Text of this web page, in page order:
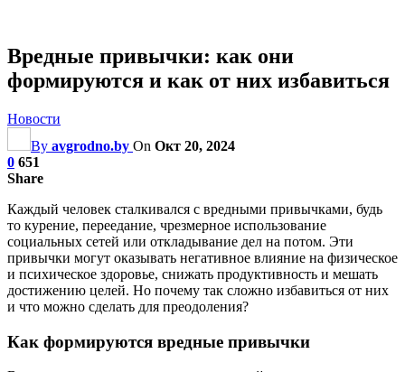
Вредные привычки: как они
формируются и как от них избавиться
Новости
By avgrodno.by On Окт 20, 2024
0 651
Share
Каждый человек сталкивался с вредными привычками, будь
то курение, переедание, чрезмерное использование
социальных сетей или откладывание дел на потом. Эти
привычки могут оказывать негативное влияние на физическое
и психическое здоровье, снижать продуктивность и мешать
достижению целей. Но почему так сложно избавиться от них
и что можно сделать для преодоления?
Как формируются вредные привычки